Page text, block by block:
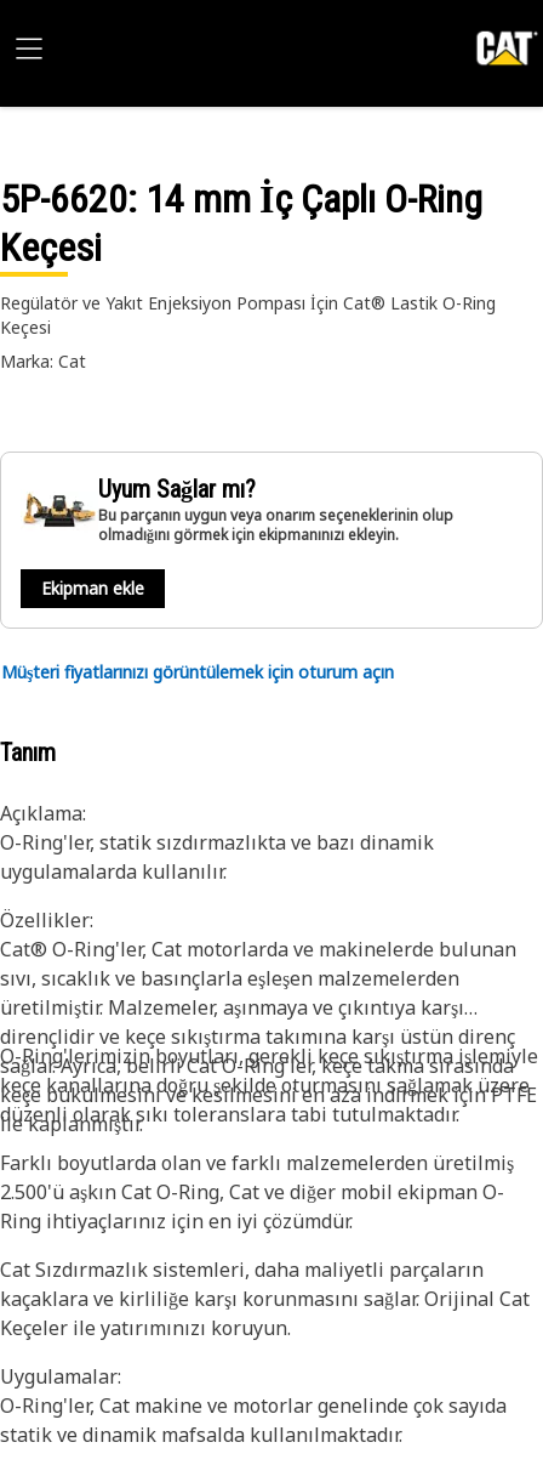
5P-6620: 14 mm İç Çaplı O-Ring
Keçesi
Regülatör ve Yakıt Enjeksiyon Pompası İçin Cat® Lastik O-Ring
Keçesi
Marka: Cat
Uyum Sağlar mı?
Bu parçanın uygun veya onarım seçeneklerinin olup
olmadığını görmek için ekipmanınızı ekleyin.
Ekipman ekle
Müşteri fiyatlarınızı görüntülemek için oturum açın
Tanım
Açıklama:
O-Ring'ler, statik sızdırmazlıkta ve bazı dinamik
uygulamalarda kullanılır.
Özellikler:
Cat® O-Ring'ler, Cat motorlarda ve makinelerde bulunan
sıvı, sıcaklık ve basınçlarla eşleşen malzemelerden
üretilmiştir. Malzemeler, aşınmaya ve çıkıntıya karşı
dirençlidir ve keçe sıkıştırma takımına karşı üstün direnç
sağlar. Ayrıca, belirli Cat O-Ring'ler, keçe takma sırasında
keçe bükülmesini ve kesilmesini en aza indirmek için PTFE
ile kaplanmıştır.
O-Ring'lerimizin boyutları, gerekli keçe sıkıştırma işlemiyle
keçe kanallarına doğru şekilde oturmasını sağlamak üzere
düzenli olarak sıkı toleranslara tabi tutulmaktadır.
Farklı boyutlarda olan ve farklı malzemelerden üretilmiş
2.500'ü aşkın Cat O-Ring, Cat ve diğer mobil ekipman O-
Ring ihtiyaçlarınız için en iyi çözümdür.
Cat Sızdırmazlık sistemleri, daha maliyetli parçaların
kaçaklara ve kirliliğe karşı korunmasını sağlar. Orijinal Cat
Keçeler ile yatırımınızı koruyun.
Uygulamalar:
O-Ring'ler, Cat makine ve motorlar genelinde çok sayıda
statik ve dinamik mafsalda kullanılmaktadır.